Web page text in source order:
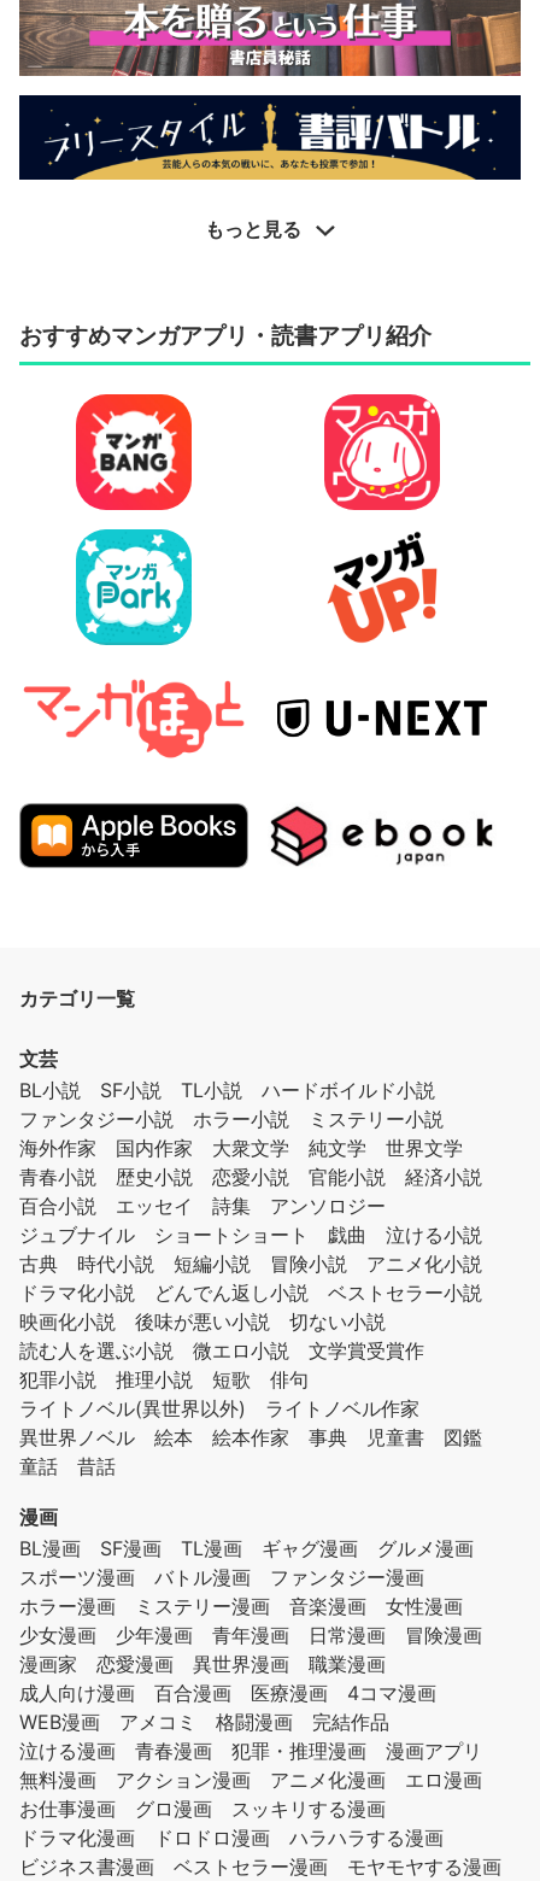
もっと見る
おすすめマンガアプリ・読書アプリ紹介
カテゴリ一覧
文芸
BL小説
SF小説 TL小説
ハードボイルド小説
ファンタジー小説
ホラー小説
ミステリー小説
海外作家
国内作家 大衆文学 純文学
世界文学
青春小説
歴史小説 恋愛小説 官能小説
経済小説
百合小説
エッセイ 詩集
アンソロジー
ジュブナイル
ショートショート 戯曲
泣ける小説
古典
時代小説 短編小説 冒険小説
アニメ化小説
ドラマ化小説
どんでん返し小説
ベストセラー小説
映画化小説
後味が悪い小説
切ない小説
読む人を選ぶ小説
微エロ小説
文学賞受賞作
犯罪小説
推理小説 短歌
俳句
ライトノベル(異世界以外)
ライトノベル作家
異世界ノベル
絵本 絵本作家 事典 児童書
図鑑
童話
昔話
漫画
BL漫画
SF漫画 TL漫画 ギャグ漫画
グルメ漫画
スポーツ漫画
バトル漫画
ファンタジー漫画
ホラー漫画
ミステリー漫画 音楽漫画
女性漫画
少女漫画
少年漫画 青年漫画 日常漫画
冒険漫画
漫画家
恋愛漫画 異世界漫画
職業漫画
成人向け漫画
百合漫画 医療漫画
4コマ漫画
WEB漫画
アメコミ 格闘漫画
完結作品
泣ける漫画
青春漫画 犯罪・推理漫画
漫画アプリ
無料漫画
アクション漫画 アニメ化漫画
エロ漫画
お仕事漫画
グロ漫画
スッキリする漫画
ドラマ化漫画
ドロドロ漫画
ハラハラする漫画
ビジネス書漫画
ベストセラー漫画
モヤモヤする漫画